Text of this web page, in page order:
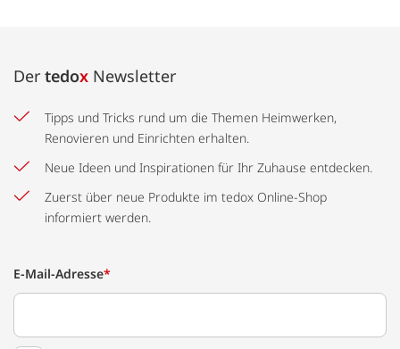
Der tedox Newsletter
Tipps und Tricks rund um die Themen Heimwerken,
Renovieren und Einrichten erhalten.
Neue Ideen und Inspirationen für Ihr Zuhause entdecken.
Zuerst über neue Produkte im tedox Online-Shop
informiert werden.
E-Mail-Adresse*